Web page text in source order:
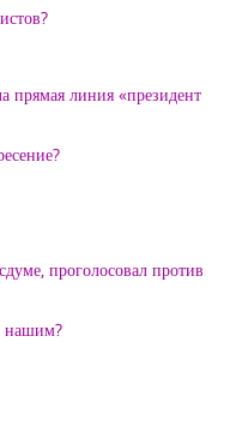
прямая линия «президент
проголосовал против
нашим?